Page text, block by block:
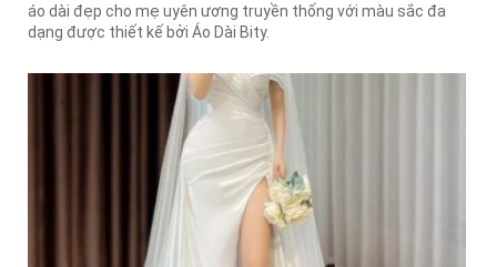
áo dài đẹp cho mẹ uyên ương truyền thống với màu sắc đa
dạng được thiết kế bởi Áo Dài Bity.